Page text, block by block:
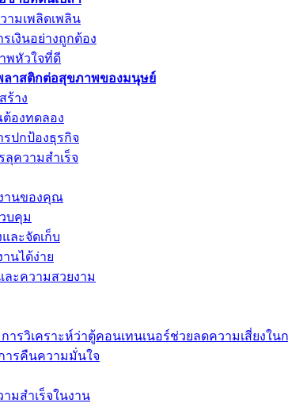
ามเพลิดเพลิน
เงินอย่างถูกต้อง
พหัวใจที่ดี
ลาสติกต่อสุขภาพของมนุษย์
ร้าง
องทดลอง
ปกป้องธุรกิจ
ความสำเร็จ
านของคุณ
บคุม
ละจัดเก็บ
นได้ง่าย
ะความสวยงาม
รวิเคราะห์ว่าตู้คอนเทนเนอร์ช่วยลดความเสี่ยงใ
การคืนความมั่นใจ
มสำเร็จในงาน